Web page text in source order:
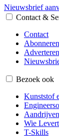
Nieuwsbrief
Contact &
Contact
Abonneren
Adverteren
Bezoek ook
Kunststof
Wie Levert
T-Skills